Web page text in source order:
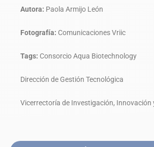
Autora: Paola Armijo León
Fotografía: Comunicaciones Vriic
Tags: Consorcio Aqua Biotechnology
Dirección de Gestión Tecnológica
Vicerrectoría de Investigación, Innovación